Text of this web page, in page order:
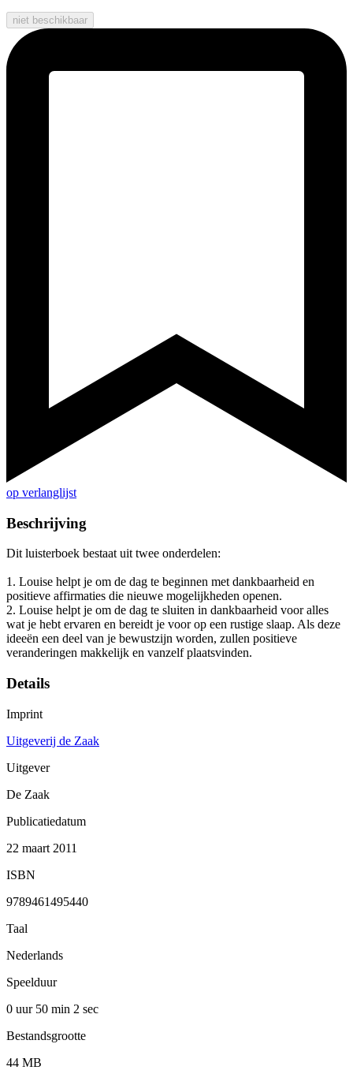
niet beschikbaar
op verlanglijst
Beschrijving
Dit luisterboek bestaat uit twee onderdelen:
1. Louise helpt je om de dag te beginnen met dankbaarheid en
positieve affirmaties die nieuwe mogelijkheden openen.
2. Louise helpt je om de dag te sluiten in dankbaarheid voor alles
wat je hebt ervaren en bereidt je voor op een rustige slaap. Als deze
ideeën een deel van je bewustzijn worden, zullen positieve
veranderingen makkelijk en vanzelf plaatsvinden.
Details
Imprint
Uitgeverij de Zaak
Uitgever
De Zaak
Publicatiedatum
22 maart 2011
ISBN
9789461495440
Taal
Nederlands
Speelduur
0 uur 50 min 2 sec
Bestandsgrootte
44 MB